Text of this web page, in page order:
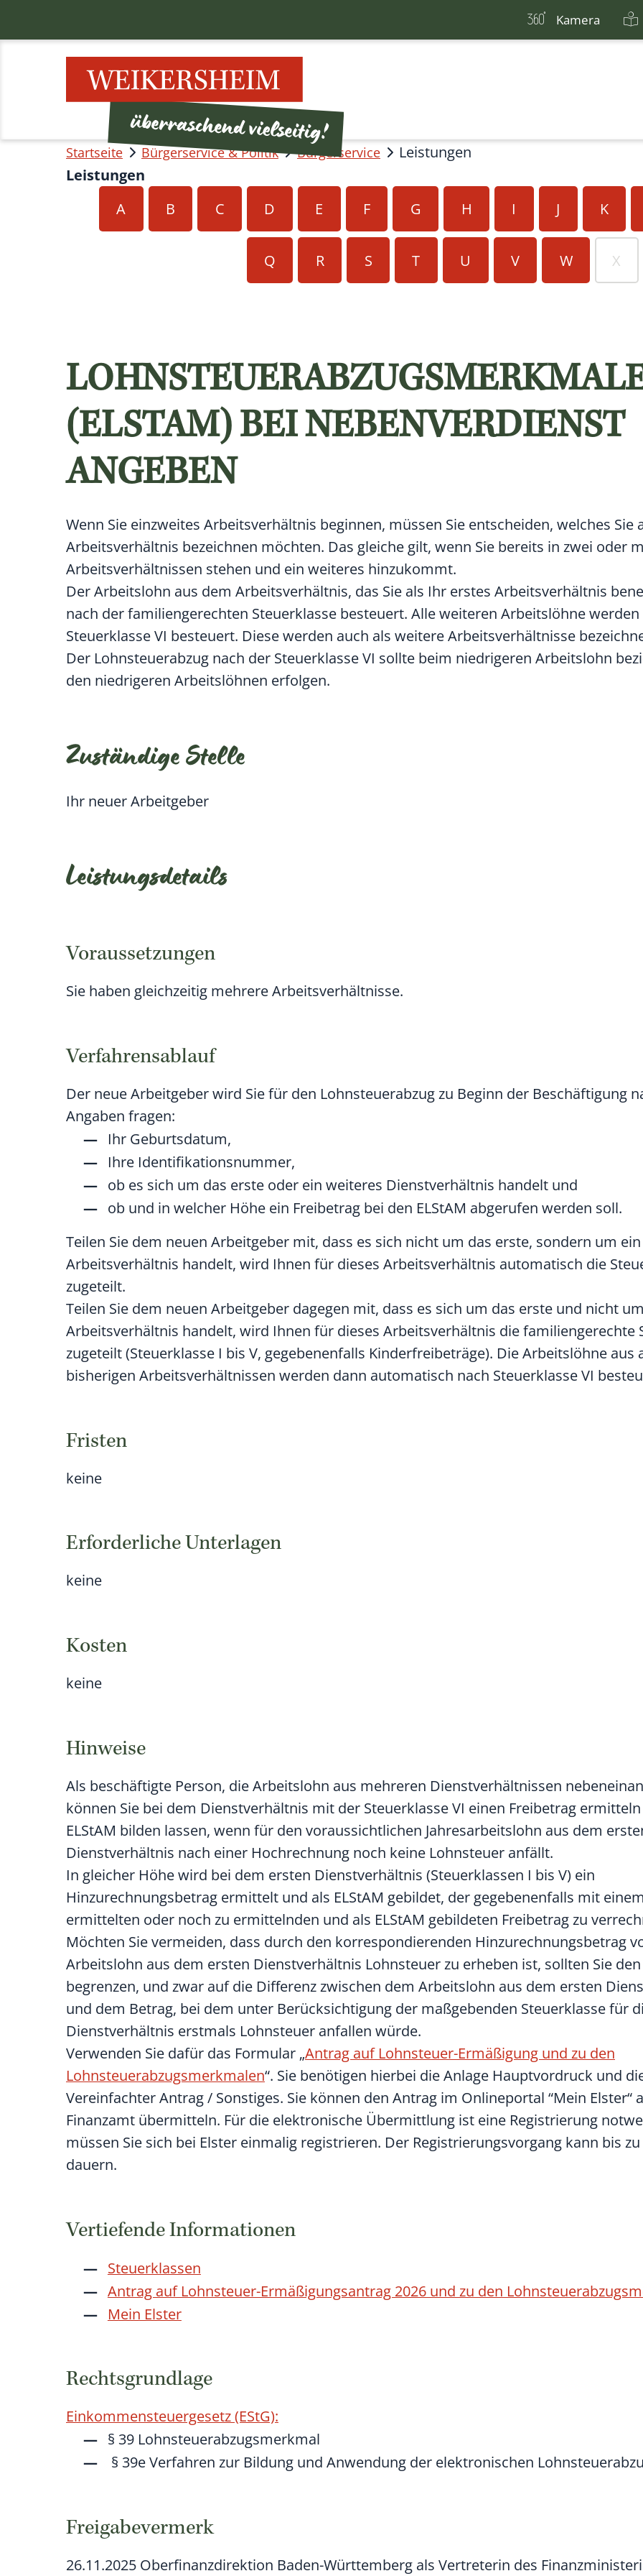
Kamera
Startseite Bürgerservice & Politik Bürgerservice
Leistungen
Leistungen
A
B C D E F G H I J K
Q R S T U V W X
(ELSTAM) BEI NEBENVERDIENST
ANGEBEN
Wenn Sie einzweites Arbeitsverhältnis beginnen, müssen Sie entscheiden, welches Sie
Arbeitsverhältnis bezeichnen möchten. Das gleiche gilt, wenn Sie bereits in zwei oder
Arbeitsverhältnissen stehen und ein weiteres hinzukommt.
Der Arbeitslohn aus dem Arbeitsverhältnis, das Sie als Ihr erstes Arbeitsverhältnis
nach der familiengerechten Steuerklasse besteuert. Alle weiteren Arbeitslöhne werden
Steuerklasse VI besteuert. Diese werden auch als weitere Arbeitsverhältnisse
Der Lohnsteuerabzug nach der Steuerklasse VI sollte beim niedrigeren Arbeitslohn
den niedrigeren Arbeitslöhnen erfolgen.
Zuständige Stelle
Ihr neuer Arbeitgeber
Leistungsdetails
Voraussetzungen
Sie haben gleichzeitig mehrere Arbeitsverhältnisse.
Verfahrensablauf
Der neue Arbeitgeber wird Sie für den Lohnsteuerabzug zu Beginn der Beschäftigung
Angaben fragen:
Ihr Geburtsdatum,
Ihre Identifikationsnummer,
ob es sich um das erste oder ein weiteres Dienstverhältnis handelt und
ob und in welcher Höhe ein Freibetrag bei den ELStAM abgerufen werden soll.
Teilen Sie dem neuen Arbeitgeber mit, dass es sich nicht um das erste, sondern um
Arbeitsverhältnis handelt, wird Ihnen für dieses Arbeitsverhältnis automatisch die
zugeteilt.
Teilen Sie dem neuen Arbeitgeber dagegen mit, dass es sich um das erste und nicht
Arbeitsverhältnis handelt, wird Ihnen für dieses Arbeitsverhältnis die familiengerechte
zugeteilt (Steuerklasse I bis V, gegebenenfalls Kinderfreibeträge). Die Arbeitslöhne aus
bisherigen Arbeitsverhältnissen werden dann automatisch nach Steuerklasse VI
Fristen
keine
Erforderliche Unterlagen
keine
Kosten
keine
Hinweise
Als beschäftigte Person, die Arbeitslohn aus mehreren Dienstverhältnissen
können Sie bei dem Dienstverhältnis mit der Steuerklasse VI einen Freibetrag
ELStAM bilden lassen, wenn für den voraussichtlichen Jahresarbeitslohn aus dem
Dienstverhältnis nach einer Hochrechnung noch keine Lohnsteuer anfällt.
In gleicher Höhe wird bei dem ersten Dienstverhältnis (Steuerklassen I bis V) ein
Hinzurechnungsbetrag ermittelt und als ELStAM gebildet, der gegebenenfalls mit
ermittelten oder noch zu ermittelnden und als ELStAM gebildeten Freibetrag zu
Möchten Sie vermeiden, dass durch den korrespondierenden Hinzurechnungsbetrag
Arbeitslohn aus dem ersten Dienstverhältnis Lohnsteuer zu erheben ist, sollten Sie
begrenzen, und zwar auf die Differenz zwischen dem Arbeitslohn aus dem ersten
und dem Betrag, bei dem unter Berücksichtigung der maßgebenden Steuerklasse für
Dienstverhältnis erstmals Lohnsteuer anfallen würde.
Verwenden Sie dafür das Formular „Antrag auf Lohnsteuer-Ermäßigung und zu den
Lohnsteuerabzugsmerkmalen“. Sie benötigen hierbei die Anlage Hauptvordruck und
Vereinfachter Antrag / Sonstiges. Sie können den Antrag im Onlineportal “Mein Elster“
Finanzamt übermitteln. Für die elektronische Übermittlung ist eine Registrierung
müssen Sie sich bei Elster einmalig registrieren. Der Registrierungsvorgang kann bis
dauern.
Vertiefende Informationen
Steuerklassen
Antrag auf Lohnsteuer-Ermäßigungsantrag 2026 und zu den
Mein Elster
Rechtsgrundlage
Einkommensteuergesetz (EStG):
§ 39 Lohnsteuerabzugsmerkmal
§ 39eVerfahren zur Bildung und Anwendung der elektronischen
Freigabevermerk
26.11.2025 Oberfinanzdirektion Baden-Württemberg als Vertreterin des